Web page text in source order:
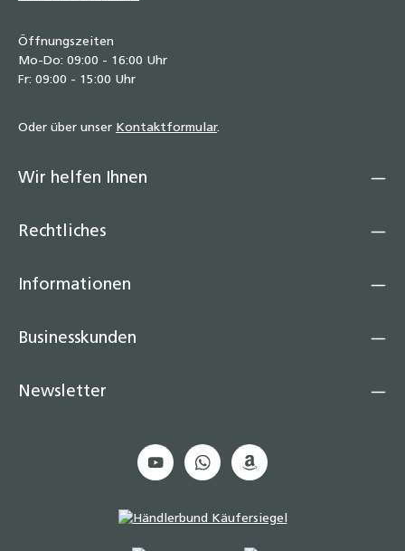
Öffnungszeiten
Mo-Do: 09:00 - 16:00 Uhr
Fr: 09:00 - 15:00 Uhr
Oder über unser Kontaktformular.
Wir helfen Ihnen
Rechtliches
Informationen
Businesskunden
Newsletter